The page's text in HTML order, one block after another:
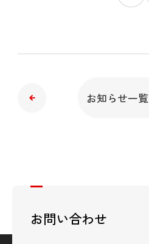
お知らせ一覧
お問い合わせ